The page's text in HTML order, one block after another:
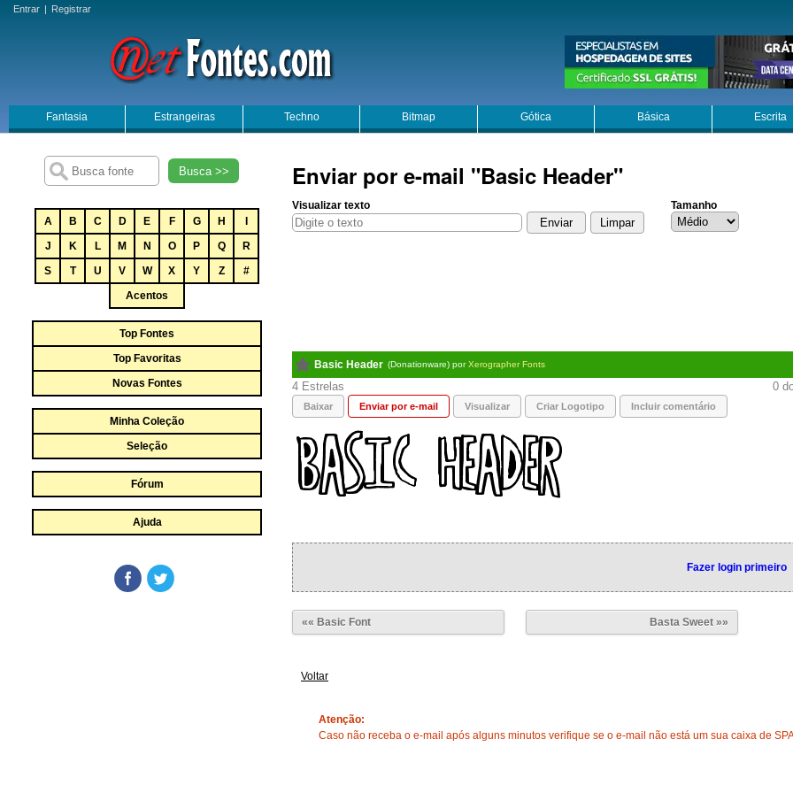
Entrar | Registrar
Fantasia Estrangeiras Techno Bitmap Gótica Básica Escrita
Busca >>
A B C D E F G H
J
K L M N O P Q
R
S
T U V W X Y Z
#
Acentos
Top Fontes
Top Favoritas
Novas Fontes
Minha Coleção
Seleção
Fórum
Ajuda
Enviar por e-mail "Basic Header"
Visualizar texto Tamanho
Basic Header (Donationware) porXerographer Fonts
4 0
Baixar Enviar por e-mail Visualizar Criar Logotipo Incluir comentário
Fazer login primeiro
«« Basic Font Basta Sweet »»
Voltar
Atenção:
Caso não receba o e-mail após alguns minutos verifique se o e-mail não está um sua caixa de